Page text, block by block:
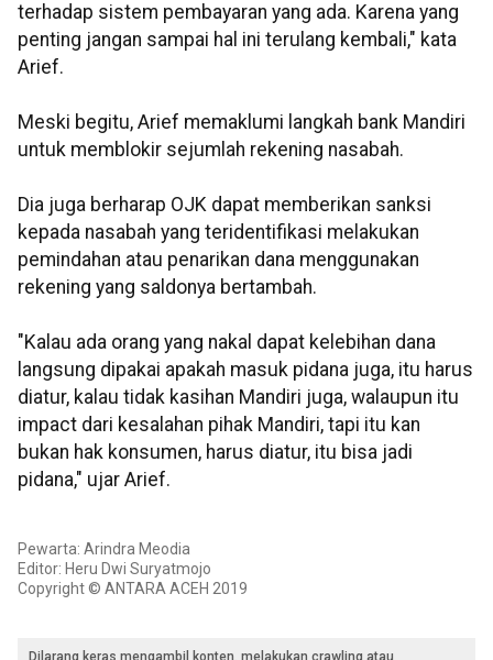
terhadap sistem pembayaran yang ada. Karena yang
penting jangan sampai hal ini terulang kembali," kata
Arief.
Meski begitu, Arief memaklumi langkah bank Mandiri
untuk memblokir sejumlah rekening nasabah.
Dia juga berharap OJK dapat memberikan sanksi
kepada nasabah yang teridentifikasi melakukan
pemindahan atau penarikan dana menggunakan
rekening yang saldonya bertambah.
"Kalau ada orang yang nakal dapat kelebihan dana
langsung dipakai apakah masuk pidana juga, itu harus
diatur, kalau tidak kasihan Mandiri juga, walaupun itu
impact dari kesalahan pihak Mandiri, tapi itu kan
bukan hak konsumen, harus diatur, itu bisa jadi
pidana," ujar Arief.
Pewarta: Arindra Meodia
Editor: Heru Dwi Suryatmojo
Copyright © ANTARA ACEH 2019
Dilarang keras mengambil konten, melakukan crawling atau